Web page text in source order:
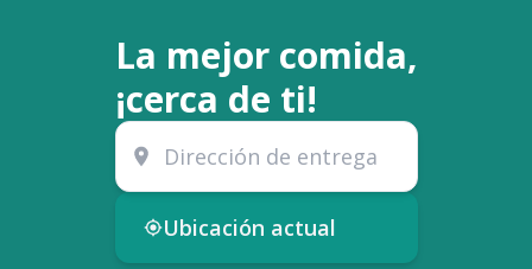
La mejor comida,
¡cerca de ti!
Ubicación actual